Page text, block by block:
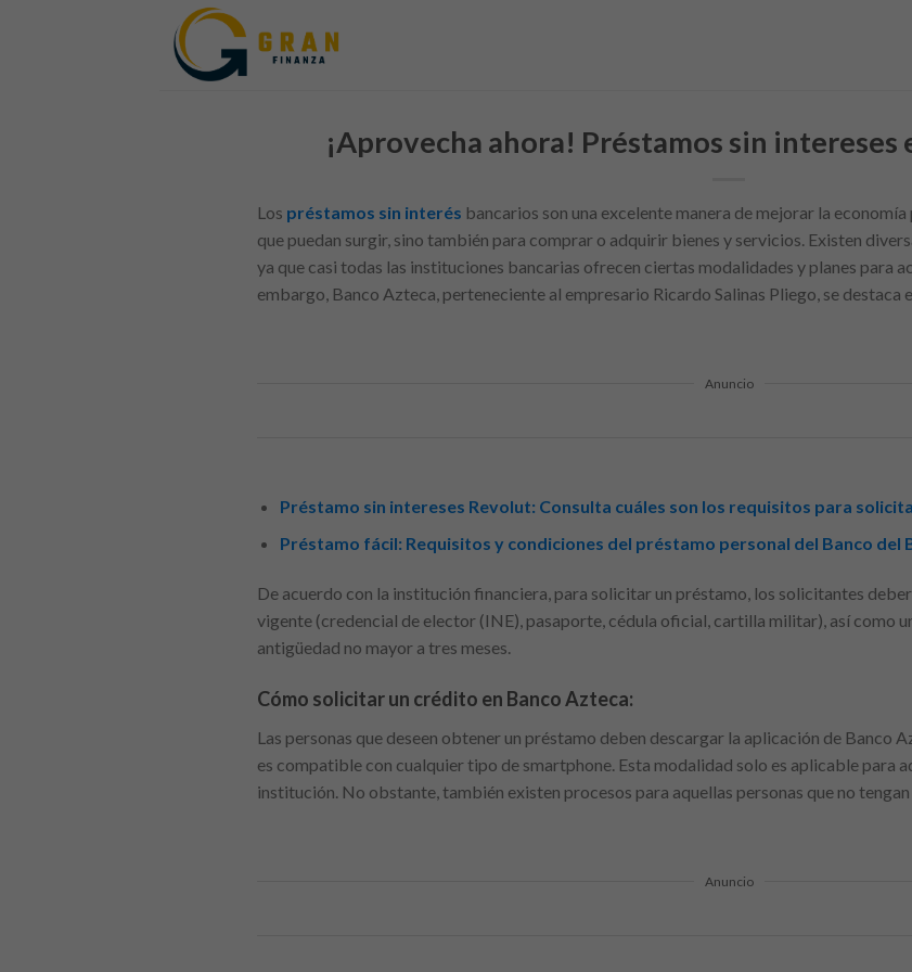
¡Aprovecha ahora! Préstamos sin intereses
Los préstamos sin interés bancarios son una excelente manera de mejorar la
que puedan surgir, sino también para comprar o adquirir bienes y servicios. Existen
ya que casi todas las instituciones bancarias ofrecen ciertas modalidades y planes para
embargo, Banco Azteca, perteneciente al empresario Ricardo Salinas Pliego, se destaca
Anuncio
Préstamo sin intereses Revolut: Consulta cuáles son los requisitos para
Préstamo fácil: Requisitos y condiciones del préstamo personal del Banco del
De acuerdo con la institución financiera, para solicitar un préstamo, los solicitantes
vigente (credencial de elector (INE), pasaporte, cédula oficial, cartilla militar), así como
antigüedad no mayor a tres meses.
Cómo solicitar un crédito en Banco Azteca:
Las personas que deseen obtener un préstamo deben descargar la aplicación de Banco
es compatible con cualquier tipo de smartphone. Esta modalidad solo es aplicable para
institución. No obstante, también existen procesos para aquellas personas que no
Anuncio